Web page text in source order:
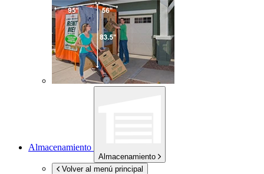
Almacenamiento
Almacenamiento
Volver al menú principal